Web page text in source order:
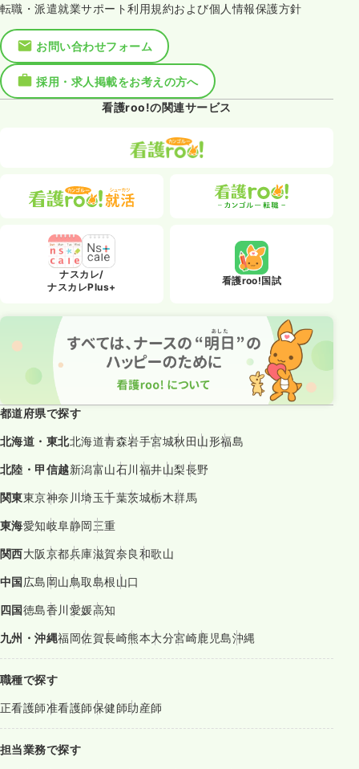
転職・派遣就業サポート利用規約および個人情報保護方針
お問い合わせフォーム
採用・求人掲載をお考えの方へ
看護roo!の関連サービス
ナスカレ/
ナスカレPlus+
看護roo!国試
都道府県で探す
北海道・東北北海道青森岩手宮城秋田山形福島
北陸・甲信越新潟富山石川福井山梨長野
関東東京神奈川埼玉千葉茨城栃木群馬
東海愛知岐阜静岡三重
関西大阪京都兵庫滋賀奈良和歌山
中国広島岡山鳥取島根山口
四国徳島香川愛媛高知
九州・沖縄福岡佐賀長崎熊本大分宮崎鹿児島沖縄
職種で探す
正看護師准看護師保健師助産師
担当業務で探す